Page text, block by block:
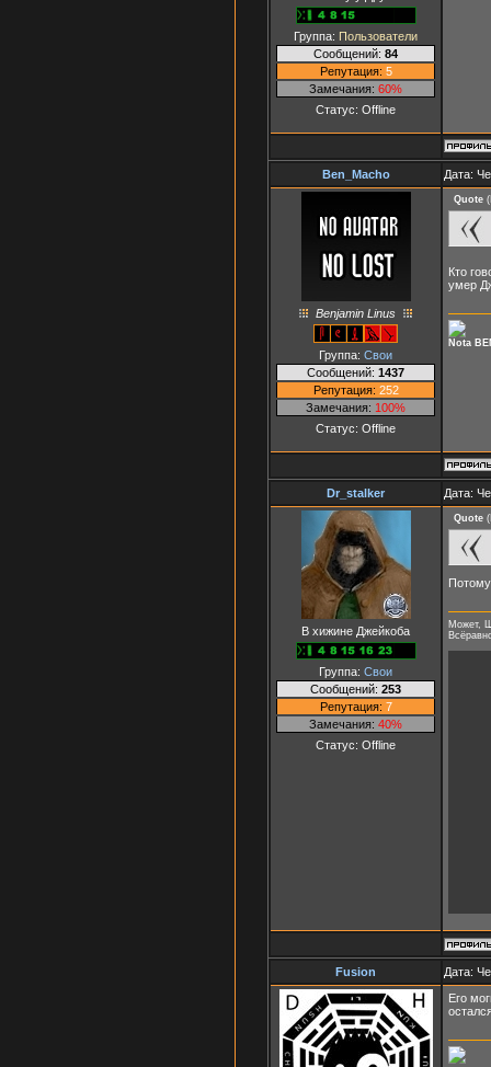
Группа: Пользователи
Сообщений: 84
Репутация: 5
Замечания: 60%
Статус: Offline
Ben_Macho Дата:
Benjamin Linus
Группа: Свои
Сообщений: 1437
Репутация: 252
Замечания: 100%
Статус: Offline
Quote (
Кто
умер
Nota
Dr_stalker Дата:
В хижине Джейкоба
Группа: Свои
Сообщений: 253
Репутация: 7
Замечания: 40%
Статус: Offline
Quote (
Может,
Fusion Дата:
Его